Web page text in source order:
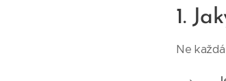
1.
Ne